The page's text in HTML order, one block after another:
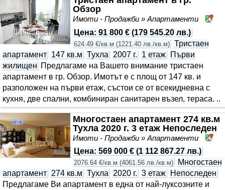
Обзор
Имоти - Продажби » Апартаменти
Цена: 91 800 € (179 545.20 лв.)
624.49 €/кв.м (1221.40 лв./кв.м) Тристаен
апартамент 147 кв.м Тухла 2007 г. 1 етаж
Първи
жилищен Предлагаме на Вашето внимание тристаен
апартамент в гр. Обзор. Имотът е с площ от 147 кв. и
разположен на първи етаж, състои се от всекидневна с
кухня, две спални, комбиниран санитарен възел, тераса. ..
Многостаен апартамент 274 кв.м
Тухла 2020 г. 3 етаж Непоследен
Имоти - Продажби » Апартаменти
Цена: 569 000 € (1 112 867.27 лв.)
2076.64 €/кв.м (4061.56 лв./кв.м)
Многостаен
апартамент 274 кв.м Тухла 2020 г. 3 етаж
Непоследен
Предлагаме Ви апартамент в една от най-луксозните и